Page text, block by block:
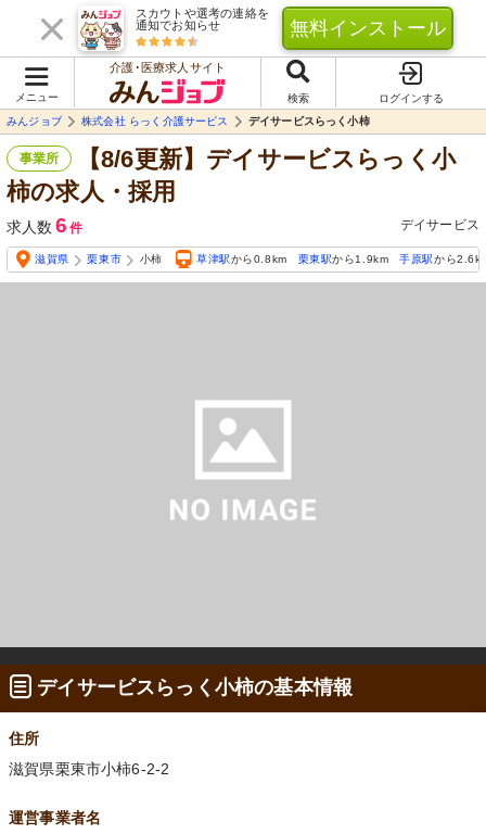
スカウトや選考の連絡を
通知でお知らせ
無料インストール
メニュー
介護･医療求人サイト
検索
ログインする
みんジョブ
株式会社 らっく介護サービス デイサービスらっく小柿
事業所
【8/6更新】デイサービスらっく小
柿の求人・採用
求人数 6 件 デイサービス
滋賀県 栗東市 小柿 草津駅から0.8km 栗東駅から1.9km 手原駅から
デイサービスらっく小柿の基本情報
住所
滋賀県栗東市小柿6-2-2
運営事業者名